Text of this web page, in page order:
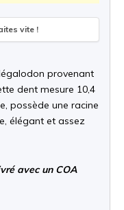
vite !
provenant
dent mesure 10,4
possède une racine
élégant et assez
avec un COA